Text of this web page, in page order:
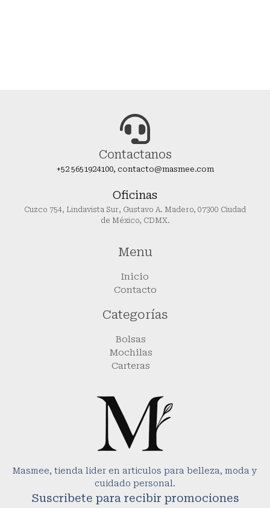
Contactanos
+52 5651924100, contacto@masmee.com
Oficinas
Cuzco 754, Lindavista Sur, Gustavo A. Madero, 07300 Ciudad
de México, CDMX.
Menu
Inicio
Contacto
Categorías
Bolsas
Mochilas
Carteras
Masmee, tienda lider en articulos para belleza, moda y
cuidado personal.
Suscribete para recibir promociones